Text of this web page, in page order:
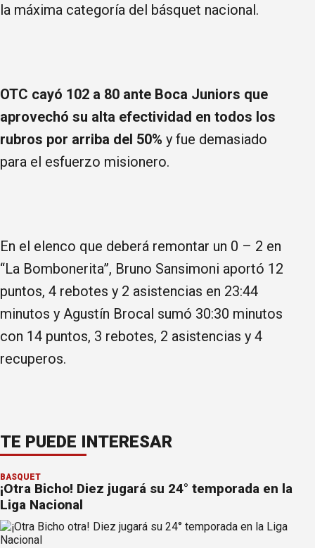
la máxima categoría del básquet nacional.
OTC cayó 102 a 80 ante Boca Juniors que
aprovechó su alta efectividad en todos los
rubros por arriba del 50% y fue demasiado
para el esfuerzo misionero.
En el elenco que deberá remontar un 0 – 2 en
“La Bombonerita”, Bruno Sansimoni aportó 12
puntos, 4 rebotes y 2 asistencias en 23:44
minutos y Agustín Brocal sumó 30:30 minutos
con 14 puntos, 3 rebotes, 2 asistencias y 4
recuperos.
TE PUEDE INTERESAR
BÁSQUET
¡Otra Bicho! Diez jugará su 24° temporada en la
Liga Nacional